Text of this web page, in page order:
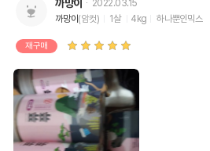
까망이
2022.03.15
까망이(암컷) 1살 4kg 하나뿐인믹스
재구매